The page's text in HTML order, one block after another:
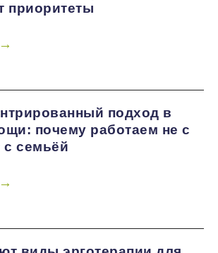
приоритеты
подход в
почему работаем не с
с семьёй